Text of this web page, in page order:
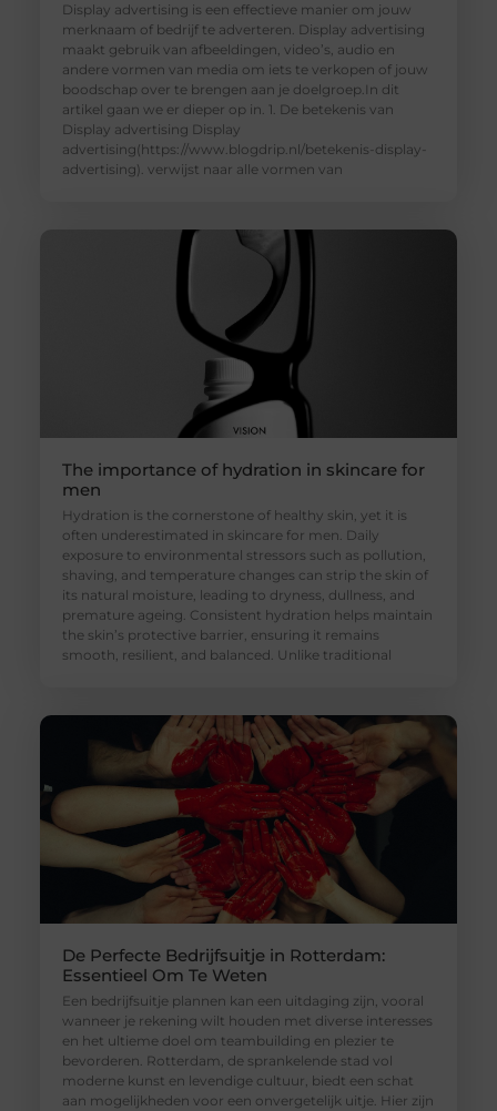
Display advertising is een effectieve manier om jouw
merknaam of bedrijf te adverteren. Display advertising
maakt gebruik van afbeeldingen, video’s, audio en
andere vormen van media om iets te verkopen of jouw
boodschap over te brengen aan je doelgroep.In dit
artikel gaan we er dieper op in. 1. De betekenis van
Display advertising Display
advertising(https://www.blogdrip.nl/betekenis-display-
advertising). verwijst naar alle vormen van
The importance of hydration in skincare for
men
Hydration is the cornerstone of healthy skin, yet it is
often underestimated in skincare for men. Daily
exposure to environmental stressors such as pollution,
shaving, and temperature changes can strip the skin of
its natural moisture, leading to dryness, dullness, and
premature ageing. Consistent hydration helps maintain
the skin’s protective barrier, ensuring it remains
smooth, resilient, and balanced. Unlike traditional
De Perfecte Bedrijfsuitje in Rotterdam:
Essentieel Om Te Weten
Een bedrijfsuitje plannen kan een uitdaging zijn, vooral
wanneer je rekening wilt houden met diverse interesses
en het ultieme doel om teambuilding en plezier te
bevorderen. Rotterdam, de sprankelende stad vol
moderne kunst en levendige cultuur, biedt een schat
aan mogelijkheden voor een onvergetelijk uitje. Hier zijn